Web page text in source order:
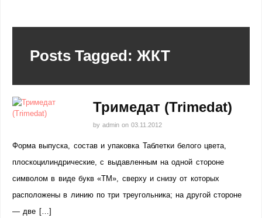
Posts Tagged: ЖКТ
Тримедат (Trimedat)
by admin on 03.11.2012
Форма выпуска, состав и упаковка Таблетки белого цвета,
плоскоцилиндрические, с выдавленным на одной стороне
символом в виде букв «ТМ», сверху и снизу от которых
расположены в линию по три треугольника; на другой стороне
— две […]